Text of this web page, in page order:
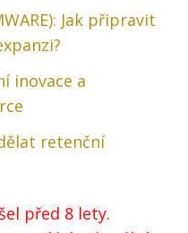
Jak připravit
inovace a
retenční
před 8 lety.